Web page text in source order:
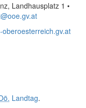
Landhausplatz 1 •
oberoesterreich.gv.at
Landtag.